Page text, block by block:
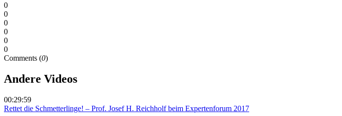
0
0
0
0
0
0
Comments (0)
Andere Videos
00:29:59
Rettet die Schmetterlinge! – Prof. Josef H. Reichholf beim Expertenforum 2017